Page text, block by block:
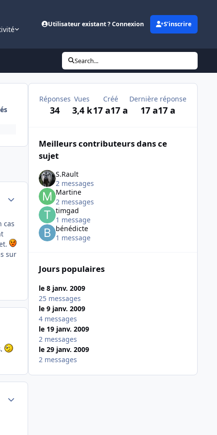
Utilisateur existant ? Connexion S’inscrire
Search...
Author stats
cas
sur
Réponses
34
Vues
3,4 k
Créé
17 a17 a
Dernière réponse
17 a17 a
Meilleurs contributeurs dans ce
sujet
S.Rault
2 messages
Martine
2 messages
timgad
1 message
bénédicte
1 message
Jours populaires
le 8 janv. 2009
25 messages
le 9 janv. 2009
4 messages
le 19 janv. 2009
2 messages
le 29 janv. 2009
2 messages